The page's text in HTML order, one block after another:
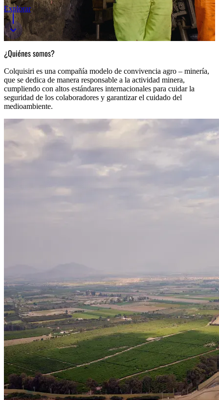
Explorar
¿Quiénes somos?
Colquisiri es una compañía modelo de convivencia agro – minería,
que se dedica de manera responsable a la actividad minera,
cumpliendo con altos estándares internacionales para cuidar la
seguridad de los colaboradores y garantizar el cuidado del
medioambiente.